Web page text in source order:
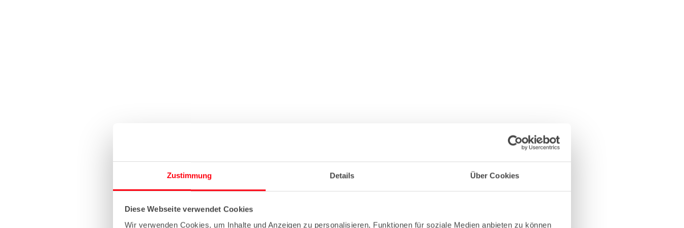
Zustimmung Details Über Cookies
Diese Webseite verwendet Cookies
Wir verwenden Cookies, um Inhalte und Anzeigen zu personalisieren, Funktionen für soziale Medien anbieten zu können